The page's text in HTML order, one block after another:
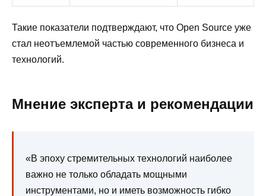
Такие показатели подтверждают, что Open Source уже
стал неотъемлемой частью современного бизнеса и
технологий.
Мнение эксперта и рекомендации
«В эпоху стремительных технологий наиболее
важно не только обладать мощными
инструментами, но и иметь возможность гибко